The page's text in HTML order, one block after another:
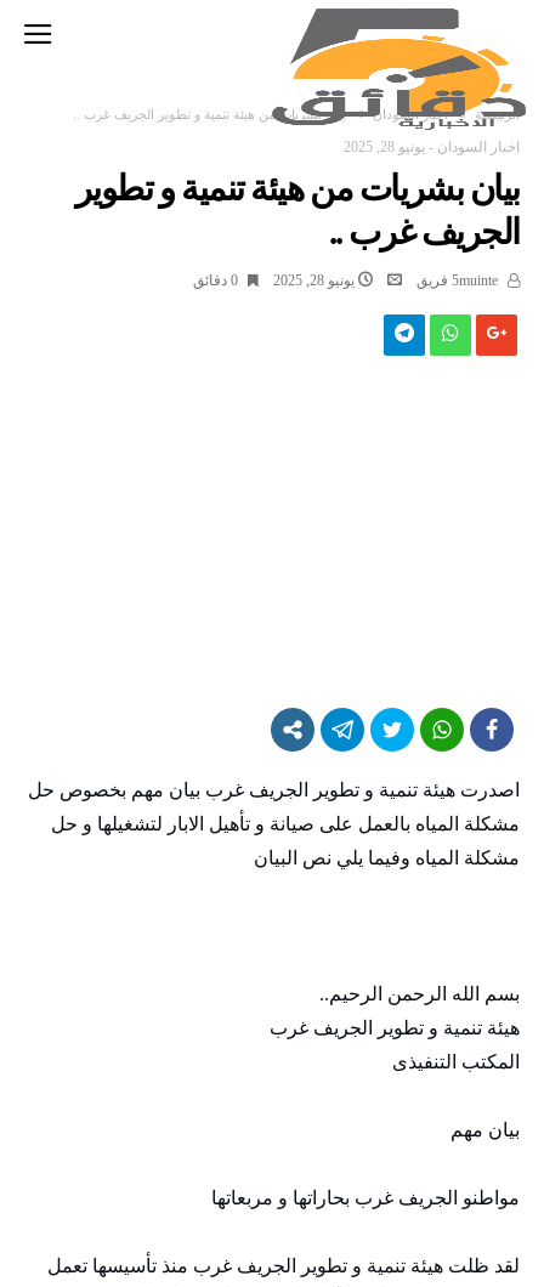
‫الرئيسية‬ اخبار السودان بيان بشريات من هيئة تنمية و تطوير الجريف غرب ..
اخبار السودان - يونيو 28, 2025
بيان بشريات من هيئة تنمية و تطوير
الجريف غرب ..
يونيو 28, 2025 0 ‫دقائق‬
اصدرت هيئة تنمية و تطوير الجريف غرب بيان مهم بخصوص حل
مشكلة المياه بالعمل على صيانة و تأهيل الابار لتشغيلها و حل
مشكلة المياه وفيما يلي نص البيان
بسم الله الرحمن الرحيم..
هيئة تنمية و تطوير الجريف غرب
المكتب التنفيذى
بيان مهم
مواطنو الجريف غرب بحاراتها و مربعاتها
لقد ظلت هيئة تنمية و تطوير الجريف غرب منذ تأسيسها تعمل